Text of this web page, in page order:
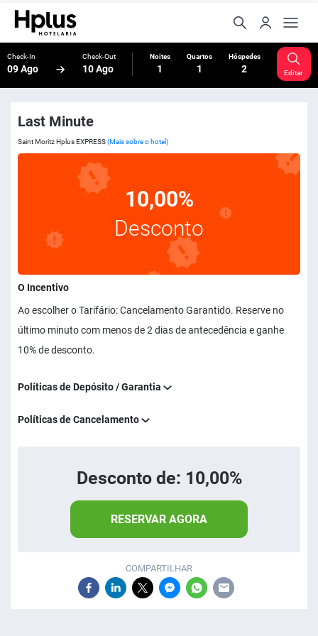
Check-In
09 Ago
Check-Out
10 Ago
Noites
1
Quartos
1
Hóspedes
2 Editar
Last Minute
Saint Moritz Hplus EXPRESS(Mais sobre o hotel)
10,00%
Desconto
O Incentivo
Ao escolher o Tarifário: Cancelamento Garantido. Reserve no
último minuto com menos de 2 dias de antecedência e ganhe
10% de desconto.
Políticas de Depósito / Garantia
Políticas de Cancelamento
Desconto de: 10,00%
RESERVAR AGORA
COMPARTILHAR